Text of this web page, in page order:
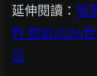
延伸閱讀： 埃
判 控訴2026
公